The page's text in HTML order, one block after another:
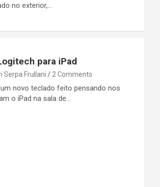
no exterior,…
para iPad
Serpa Frullani 2 Comments
novo teclado feito pensando nos
o iPad na sala de…